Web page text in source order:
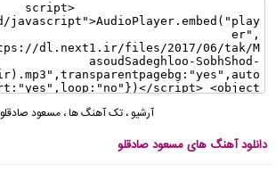
آرشیو ،تک آهنگ ها،مسعود صادقلو
دانلود آهنگ های مسعود صادقلو